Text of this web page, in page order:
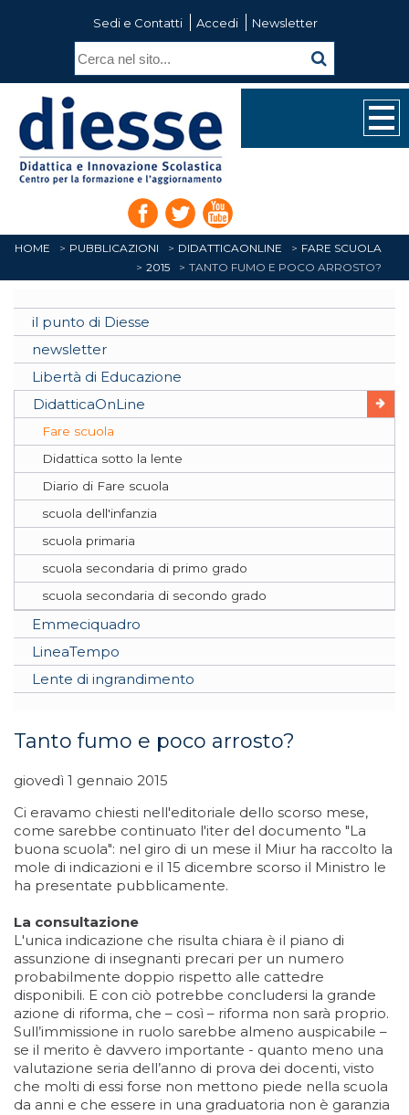
Sedi e Contatti Accedi Newsletter
HOME PUBBLICAZIONI DIDATTICAONLINE
FARE SCUOLA
2015
TANTO FUMO E POCO ARROSTO?
il punto di Diesse
newsletter
Libertà di Educazione
DidatticaOnLine
Fare scuola
Didattica sotto la lente
Diario di Fare scuola
scuola dell'infanzia
scuola primaria
scuola secondaria di primo grado
scuola secondaria di secondo grado
Emmeciquadro
LineaTempo
Lente di ingrandimento
Tanto fumo e poco arrosto?
giovedì 1 gennaio 2015
Ci eravamo chiesti nell'editoriale dello scorso mese,
come sarebbe continuato l'iter del documento "La
buona scuola": nel giro di un mese il Miur ha raccolto la
mole di indicazioni e il 15 dicembre scorso il Ministro le
ha presentate pubblicamente.
La consultazione
L'unica indicazione che risulta chiara è il piano di
assunzione di insegnanti precari per un numero
probabilmente doppio rispetto alle cattedre
disponibili. E con ciò potrebbe concludersi la grande
azione di riforma, che – così – riforma non sarà proprio.
Sull’immissione in ruolo sarebbe almeno auspicabile –
se il merito è davvero importante - quanto meno una
valutazione seria dell’anno di prova dei docenti, visto
che molti di essi forse non mettono piede nella scuola
da anni e che essere in una graduatoria non è garanzia